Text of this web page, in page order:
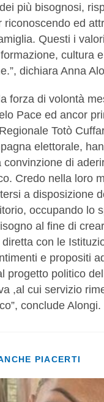
più bisognosi,
riconoscendo ed
Questi i
cultura
dichiara Anna
forza di volontà
Pace ed ancor
Totò
elettorale,
convinzione di
Credo nella loro
a disposizione
occupando lo
al fine di
con le
e propositi
progetto politico
,al cui servizio
conclude Alongi.
PIACERTI